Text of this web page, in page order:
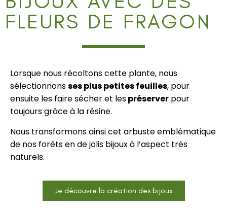
FLEURS DE FRAGON
Lorsque nous récoltons cette plante, nous
sélectionnonsses plus petites feuilles, pour
ensuite les faire sécher et lespréserver pour
toujours grâce à la résine.
Nous transformons ainsi cet arbuste emblématique
de nos forêts en de jolis bijoux à l’aspect très
naturels.
Je découvre la création des bijoux